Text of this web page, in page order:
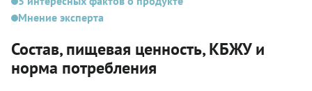
Мнение эксперта
Состав, пищевая ценность, КБЖУ и
норма потребления